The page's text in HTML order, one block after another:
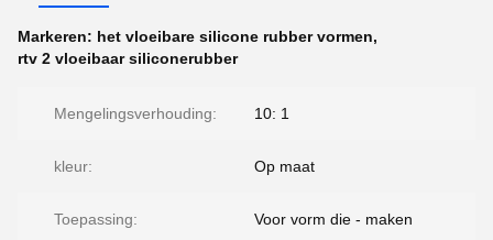
Markeren: het vloeibare silicone rubber vormen,
rtv 2 vloeibaar siliconerubber
Mengelingsverhouding: 10: 1
kleur: Op maat
Toepassing: Voor vorm die - maken